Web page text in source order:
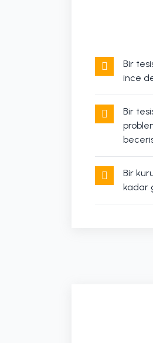
Bir
ince
Bir
Bir
kadar